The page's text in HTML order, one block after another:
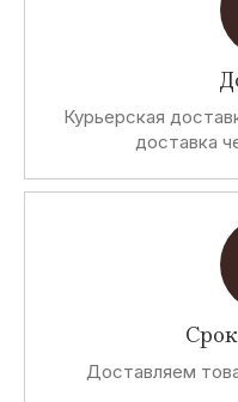
Курьерская
доставка
Доставляем